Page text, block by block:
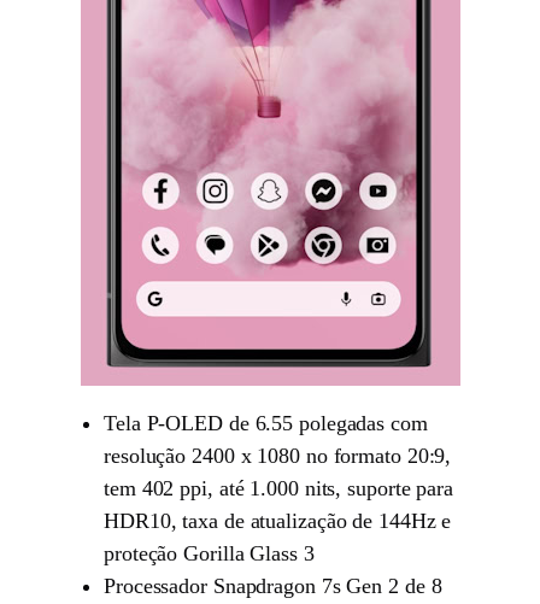
Tela P-OLED de 6.55 polegadas com
resolução 2400 x 1080 no formato 20:9,
tem 402 ppi, até 1.000 nits, suporte para
HDR10, taxa de atualização de 144Hz e
proteção Gorilla Glass 3
Processador Snapdragon 7s Gen 2 de 8